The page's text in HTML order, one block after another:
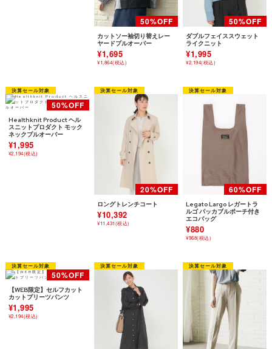
カットソー袖切り替えレー
ヤードプルオーバー
¥1,695
¥1,864(税込)
ダブルフェイススウェット
ライクニット
¥1,995
¥2,194(税込)
Healthknit Product ヘル
スニットプロダクト モック
ネックプルオーバー
¥1,995
¥2,194(税込)
ロングトレンチコート
¥10,392
¥11,431(税込)
Legato Largo レガートラ
ルゴ パッカブルポーチ付き
エコバッグ
¥880
¥968(税込)
【WEB限定】セルフカット
カットプリーツパンツ
¥1,995
¥2,194(税込)